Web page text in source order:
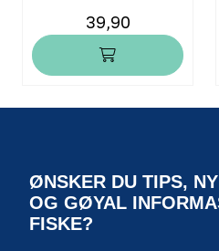
39,90
ØNSKER DU TIPS,
OG GØYAL
FISKE?